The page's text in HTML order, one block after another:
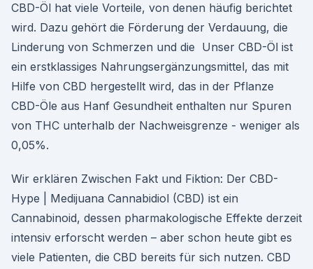
CBD-Öl hat viele Vorteile, von denen häufig berichtet
wird. Dazu gehört die Förderung der Verdauung, die
Linderung von Schmerzen und die Unser CBD-Öl ist
ein erstklassiges Nahrungsergänzungsmittel, das mit
Hilfe von CBD hergestellt wird, das in der Pflanze
CBD-Öle aus Hanf Gesundheit enthalten nur Spuren
von THC unterhalb der Nachweisgrenze - weniger als
0,05%.
Wir erklären Zwischen Fakt und Fiktion: Der CBD-
Hype | Medijuana Cannabidiol (CBD) ist ein
Cannabinoid, dessen pharmakologische Effekte derzeit
intensiv erforscht werden – aber schon heute gibt es
viele Patienten, die CBD bereits für sich nutzen. CBD